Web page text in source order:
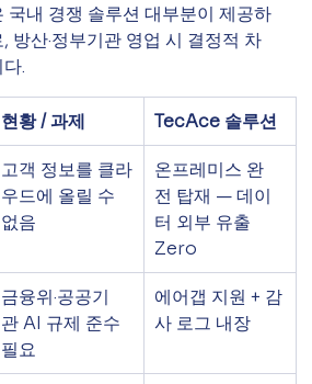
국내 경쟁 솔루션 대부분이 제공하
방산·정부기관 영업 시 결정적 차
.
현황 / 과제 TecAce 솔루션
고객 정보를 클라
우드에 올릴 수
없음
온프레미스 완
전 탑재 — 데이
터 외부 유출
Zero
금융위·공공기
관 AI 규제 준수
필요
에어갭 지원 + 감
사 로그 내장